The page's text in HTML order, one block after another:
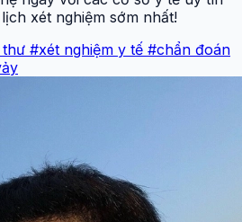
xét nghiệm sớm nhất!
#xét nghiệm y tế #chẩn đoán